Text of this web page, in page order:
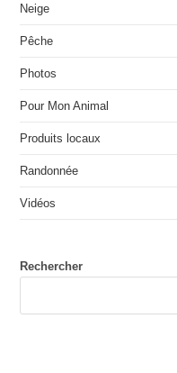
Neige
Pêche
Photos
Pour Mon Animal
Produits locaux
Randonnée
Vidéos
Rechercher